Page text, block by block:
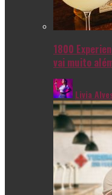
1800
vai muito
Livia